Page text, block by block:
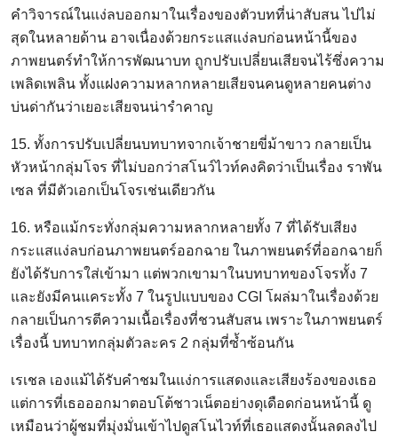
คำวิจารณ์ในแง่ลบออกมาในเรื่องของตัวบทที่น่าสับสน ไปไม่
สุดในหลายด้าน อาจเนื่องด้วยกระแสแง่ลบก่อนหน้านี้ของ
ภาพยนตร์ทำให้การพัฒนาบท ถูกปรับเปลี่ยนเสียจนไร้ซึ่งความ
เพลิดเพลิน ทั้งแฝงความหลากหลายเสียจนคนดูหลายคนต่าง
บ่นด่ากันว่าเยอะเสียจนน่ารำคาญ
15. ทั้งการปรับเปลี่ยนบทบาทจากเจ้าชายขี่ม้าขาว กลายเป็น
หัวหน้ากลุ่มโจร ที่ไม่บอกว่าสโนว์ไวท์คงคิดว่าเป็นเรื่อง ราพัน
เซล ที่มีตัวเอกเป็นโจรเช่นเดียวกัน
16. หรือแม้กระทั่งกลุ่มความหลากหลายทั้ง 7 ที่ได้รับเสียง
กระแสแง่ลบก่อนภาพยนตร์ออกฉาย ในภาพยนตร์ที่ออกฉายก็
ยังได้รับการใส่เข้ามา แต่พวกเขามาในบทบาทของโจรทั้ง 7
และยังมีคนแคระทั้ง 7 ในรูปแบบของ CGI โผล่มาในเรื่องด้วย
กลายเป็นการตีความเนื้อเรื่องที่ชวนสับสน เพราะในภาพยนตร์
เรื่องนี้ บทบาทกลุ่มตัวละคร 2 กลุ่มที่ซ้ำซ้อนกัน
เรเชล เองแม้ได้รับคำชมในแง่การแสดงและเสียงร้องของเธอ
แต่การที่เธอออกมาตอบโต้ชาวเน็ตอย่างดุเดือดก่อนหน้านี้ ดู
เหมือนว่าผู้ชมที่มุ่งมั่นเข้าไปดูสโนไวท์ที่เธอแสดงนั้นลดลงไป